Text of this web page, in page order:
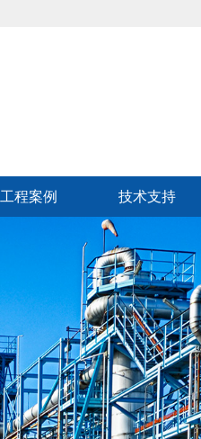
工程案例 技术支持